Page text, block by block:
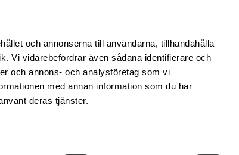
och annonserna till användarna, tillhandahålla
Vi vidarebefordrar även sådana identifierare och
och annons- och analysföretag som vi
med annan information som du har
deras tjänster.